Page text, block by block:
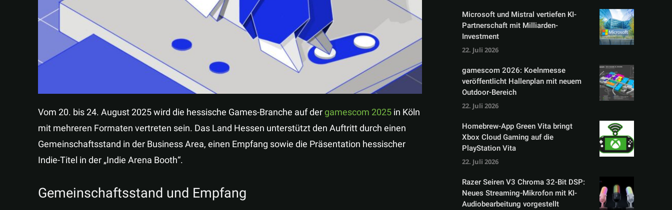
Vom 20. bis 24. August 2025 wird die hessische Games-Branche auf dergamescom 2025in Köln
mit mehreren Formaten vertreten sein. Das Land Hessen unterstützt den Auftritt durch einen
Gemeinschaftsstand in der Business Area, einen Empfang sowie die Präsentation hessischer
Indie-Titel in der „Indie Arena Booth“.
Gemeinschaftsstand und Empfang
Microsoft und Mistral vertiefen KI-
Partnerschaft mit Milliarden-
Investment
22. Juli 2026
gamescom 2026: Koelnmesse
veröffentlicht Hallenplan mit neuem
Outdoor-Bereich
22. Juli 2026
Homebrew-App Green Vita bringt
Xbox Cloud Gaming auf die
PlayStation Vita
22. Juli 2026
Razer Seiren V3 Chroma 32-Bit DSP:
Neues Streaming-Mikrofon mit KI-
Audiobearbeitung vorgestellt